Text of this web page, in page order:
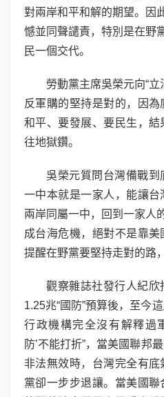
對兩岸和平和解的期望。因
憾並同聲譴責，特別是在野
民一個交代。
勞動黨主席吳榮元向“
反軍購的堅持是對的，因
和平、要發展、要民生，
往地獄鑽。
吳榮元質問台灣備戰
一中本就是一家人，能讓
兩岸同屬一中，回到一家人
成台海危機，絕對不是靠美
提醒在野黨要堅持走對的路
觀察雜誌社發行人紀欣
1.25兆“國防”預算後，至今
行政機構完全沒有解釋過
防’不能打折”，當美國聯邦
非法無效時，台灣完全有
黨卻一步步退讓。當美國